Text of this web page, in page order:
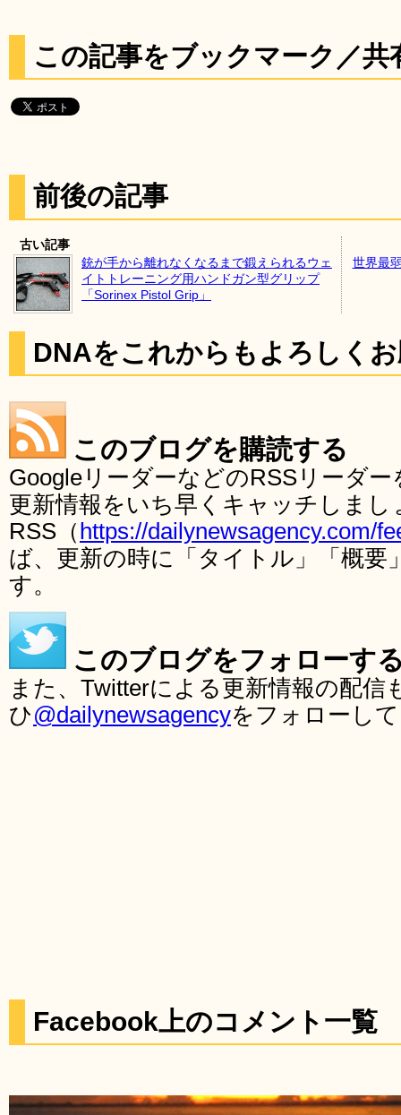
この記事をブックマーク／共
前後の記事
古い記事
銃が手から離れなくなるまで鍛えられるウェ
イトトレーニング用ハンドガン型グリップ
「Sorinex Pistol Grip」
世界最
DNAをこれからもよろしく
このブログを購読する
GoogleリーダーなどのRSSリーダ
更新情報をいち早くキャッチしま
RSS（ https://dailynewsagency.com/
ば、更新の時に「タイトル」「概要
す。
このブログをフォローす
また、Twitterによる更新情報の配
ひ@dailynewsagencyをフォローし
Facebook上のコメント一覧